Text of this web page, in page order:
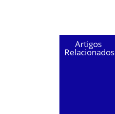
Artigos
Relacionados